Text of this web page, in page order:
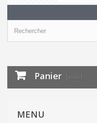
Panier (vide)
MENU